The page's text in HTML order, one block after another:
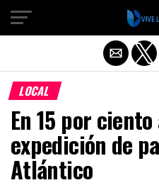
LOCAL
En 15 por
expedición de
Atlántico
Salir de la